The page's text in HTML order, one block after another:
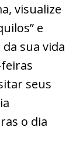
visualize
e
sua vida
seus
o dia